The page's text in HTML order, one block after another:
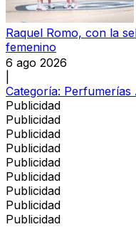
Raquel Romo, con la
femenino
6 ago 2026
Categoría: Perfumerías
Publicidad
Publicidad
Publicidad
Publicidad
Publicidad
Publicidad
Publicidad
Publicidad
Publicidad